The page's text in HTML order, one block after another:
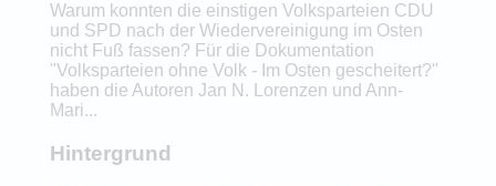
Warum konnten die einstigen Volksparteien CDU
und SPD nach der Wiedervereinigung im Osten
nicht Fuß fassen? Für die Dokumentation
"Volksparteien ohne Volk - Im Osten gescheitert?"
haben die Autoren Jan N. Lorenzen und Ann-
Mari...
Hintergrund